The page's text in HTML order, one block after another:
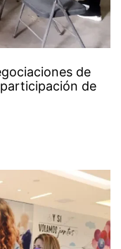
de
de